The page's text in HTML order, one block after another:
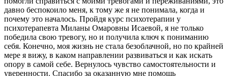
давно беспокоило меня, к тому же я не понимала, когда и
почему это началось. Пройдя курс психотерапии у
психотерапевта Миланы Омаровны Исаевой, я не только
победила свою тревогу, но и получила ключ к пониманию
себя. Конечно, моя жизнь не стала безоблачной, но по крайней
мере я вижу, в каком направлении развиваться и как искать
опору в самой себе. Вернулось чувство самостоятельности и
уверенности. Спасибо за оказанную мне помощь